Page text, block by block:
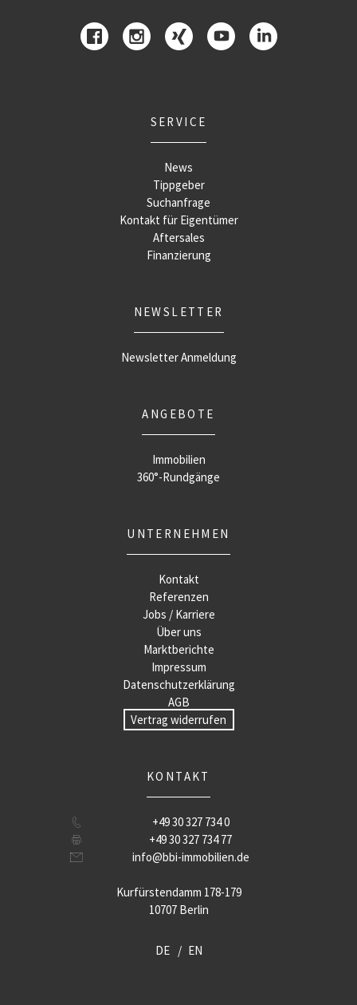
SERVICE
News
Tippgeber
Suchanfrage
Kontakt für Eigentümer
Aftersales
Finanzierung
NEWSLETTER
Newsletter Anmeldung
ANGEBOTE
Immobilien
360°-Rundgänge
UNTERNEHMEN
Kontakt
Referenzen
Jobs / Karriere
Über uns
Marktberichte
Impressum
Datenschutzerklärung
AGB
Vertrag widerrufen
KONTAKT
+49 30 327 734 0
+49 30 327 734 77
info@bbi-immobilien.de
Kurfürstendamm 178-179
10707 Berlin
DE EN